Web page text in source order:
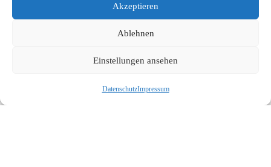
Akzeptieren
Ablehnen
Einstellungen ansehen
DatenschutzImpressum
Links
Suche